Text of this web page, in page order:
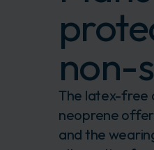
non-
The latex-free
neoprene
and the